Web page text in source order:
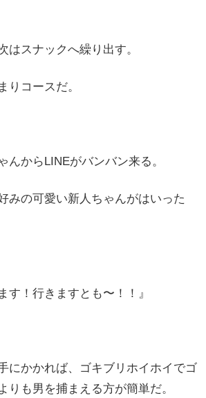
はスナックへ繰り出す。
りコースだ。
んからLINEがバンバン来る。
みの可愛い新人ちゃんがはいった
す！行きますとも〜！！』
にかかれば、ゴキブリホイホイでゴ
りも男を捕まえる方が簡単だ。